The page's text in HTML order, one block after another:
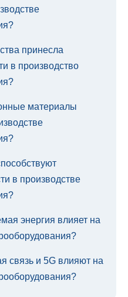
принесла
в производство
материалы
в производстве
энергия влияет на
связь и 5G влияют на